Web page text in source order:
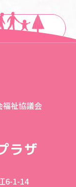
福祉協議会
ラザ
6-1-14